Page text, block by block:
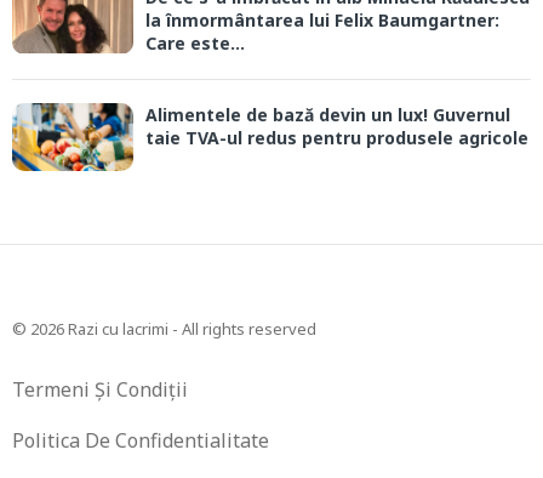
la înmormântarea lui Felix Baumgartner:
Care este...
Alimentele de bază devin un lux! Guvernul
taie TVA-ul redus pentru produsele agricole
© 2026 Razi cu lacrimi - All rights reserved
Termeni Și Condiții
Politica De Confidentialitate